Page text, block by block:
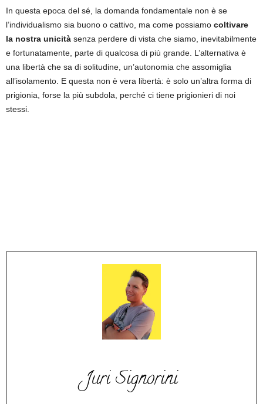
In questa epoca del sé, la domanda fondamentale non è se
l’individualismo sia buono o cattivo, ma come possiamo coltivare
la nostra unicità senza perdere di vista che siamo, inevitabilmente
e fortunatamente, parte di qualcosa di più grande. L’alternativa è
una libertà che sa di solitudine, un’autonomia che assomiglia
all’isolamento. E questa non è vera libertà: è solo un’altra forma di
prigionia, forse la più subdola, perché ci tiene prigionieri di noi
stessi.
Juri Signorini